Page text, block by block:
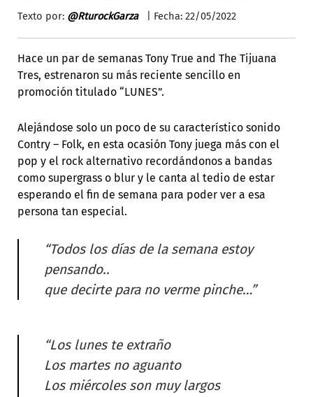
Texto por: @RturockGarza| Fecha: 22/05/2022
Hace un par de semanas Tony True and The Tijuana
Tres, estrenaron su más reciente sencillo en
promoción titulado “LUNES”.
Alejándose solo un poco de su característico sonido
Contry – Folk, en esta ocasión Tony juega más con el
pop y el rock alternativo recordándonos a bandas
como supergrass o blur y le canta al tedio de estar
esperando el fin de semana para poder ver a esa
persona tan especial.
“Todos los días de la semana estoy
pensando..
que decirte para no verme pinche…”
“Los lunes te extraño
Los martes no aguanto
Los miércoles son muy largos